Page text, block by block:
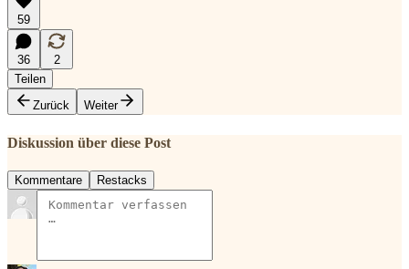
59
36
2
Teilen
Zurück
Weiter
Diskussion über diese Post
Kommentare Restacks